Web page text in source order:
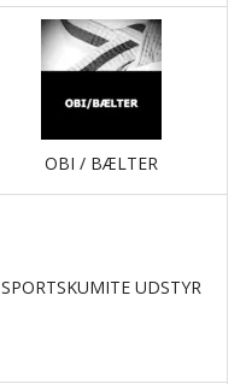
OBI / BÆLTER
SPORTSKUMITE UDSTYR